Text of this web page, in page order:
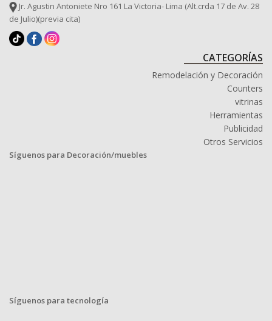
Jr. Agustin Antoniete Nro 161 La Victoria- Lima (Alt.crda 17 de Av. 28
de Julio)(previa cita)
CATEGORÍAS
Remodelación y Decoración
Counters
vitrinas
Herramientas
Publicidad
Otros Servicios
Síguenos para Decoración/muebles
Síguenos para tecnología